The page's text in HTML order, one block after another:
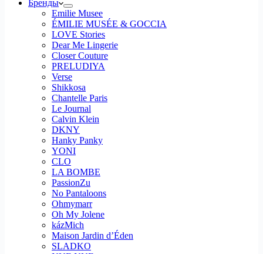
Бренды
Emilie Musee
ÉMILIE MUSÉE & GOCCIA
LOVE Stories
Dear Me Lingerie
Closer Couture
PRELUDIYA
Verse
Shikkosa
Chantelle Paris
Le Journal
Calvin Klein
DKNY
Hanky Panky
YONI
CLO
LA BOMBE
PassionZu
No Pantaloons
Ohmymarr
Oh My Jolene
kázMich
Maison Jardin d’Éden
SLADKO